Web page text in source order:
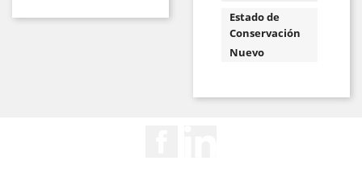
Estado de
Conservación
Nuevo